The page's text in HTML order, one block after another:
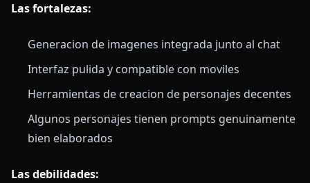
Las fortalezas:
Generacion de imagenes integrada junto al chat
Interfaz pulida y compatible con moviles
Herramientas de creacion de personajes decentes
Algunos personajes tienen prompts genuinamente
bien elaborados
Las debilidades: